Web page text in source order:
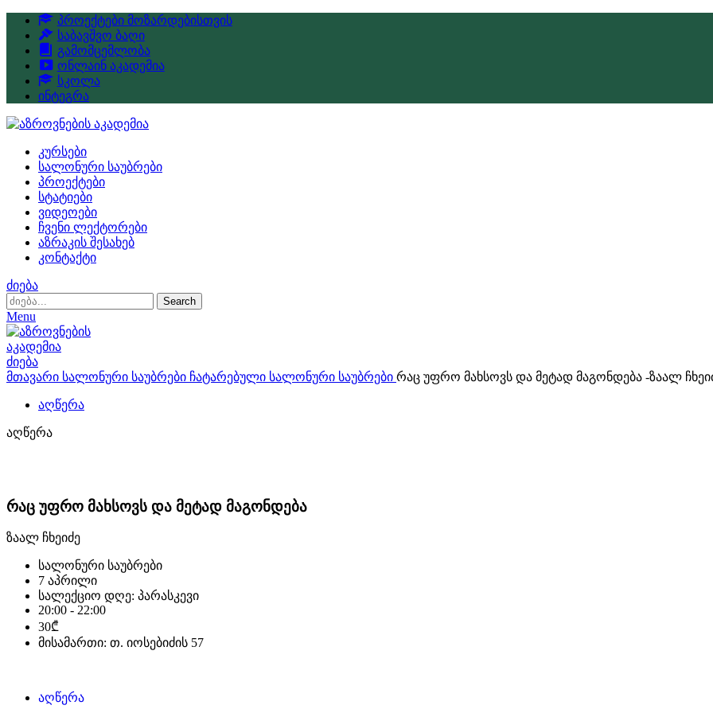
პროექტები მოზარდებისთვის
საბავშვო ბაღი
გამომცემლობა
ონლაინ აკადემია
სკოლა
ინტეგრა
კურსები
სალონური საუბრები
პროექტები
სტატიები
ვიდეოები
ჩვენი ლექტორები
აზრაკის შესახებ
კონტაქტი
ძიება
Search
Menu
ძიება
მთავარი სალონური საუბრები ჩატარებული სალონური საუბრები რაც უფრო მახსოვს და მეტად მაგონდება -ზაალ
აღწერა
აღწერა
რაც უფრო მახსოვს და მეტად მაგონდება
ზაალ ჩხეიძე
სალონური საუბრები
7 აპრილი
სალექციო დღე: პარასკევი
20:00 - 22:00
30₾
მისამართი: თ. იოსებიძის 57
აღწერა